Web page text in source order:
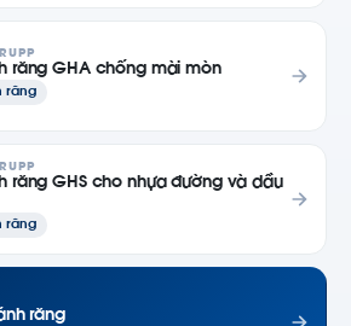
răng GHA chống mài mòn
răng
răng GHS cho nhựa đường và dầu
răng
răng